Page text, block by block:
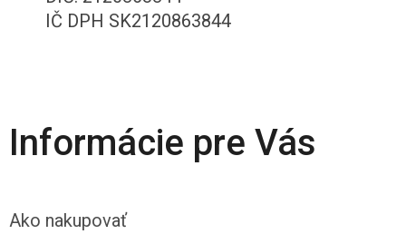
IČ DPH SK2120863844
Informácie pre Vás
Ako nakupovať